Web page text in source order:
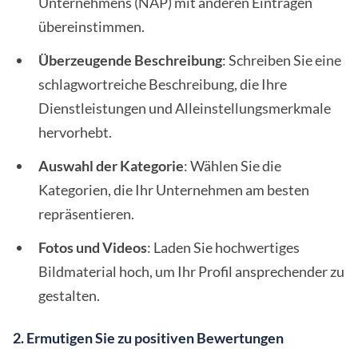
übereinstimmen.
Überzeugende Beschreibung: Schreiben Sie eine
schlagwortreiche Beschreibung, die Ihre
Dienstleistungen und Alleinstellungsmerkmale
hervorhebt.
Auswahl der Kategorie: Wählen Sie die
Kategorien, die Ihr Unternehmen am besten
repräsentieren.
Fotos und Videos: Laden Sie hochwertiges
Bildmaterial hoch, um Ihr Profil ansprechender zu
gestalten.
2. Ermutigen Sie zu positiven Bewertungen